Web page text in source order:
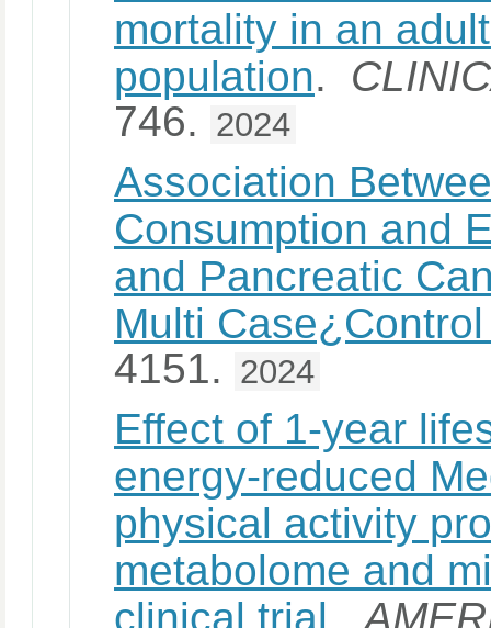
mortality in an
population.
746. 2024
Association
Consumption and
and Pancreatic
Multi
4151. 2024
Effect of 1-year
energy-reduced
physical activity
metabolome and
clinical trial